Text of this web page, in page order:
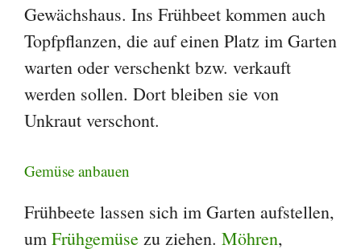
Gewächshaus. Ins Frühbeet kommen auch
Topfpflanzen, die auf einen Platz im Garten
warten oder verschenkt bzw. verkauft
werden sollen. Dort bleiben sie von
Unkraut verschont.
Gemüse anbauen
Frühbeete lassen sich im Garten aufstellen,
um Frühgemüse zu ziehen. Möhren,